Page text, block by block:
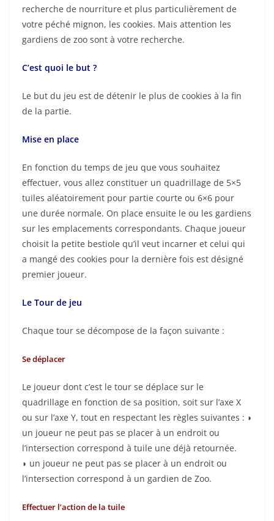
recherche de nourriture et plus particulièrement de
votre péché mignon, les cookies. Mais attention les
gardiens de zoo sont à votre recherche.
C’est quoi le but ?
Le but du jeu est de détenir le plus de cookies à la fin
de la partie.
Mise en place
En fonction du temps de jeu que vous souhaitez
effectuer, vous allez constituer un quadrillage de 5×5
tuiles aléatoirement pour partie courte ou 6×6 pour
une durée normale. On place ensuite le ou les gardiens
sur les emplacements correspondants. Chaque joueur
choisit la petite bestiole qu’il veut incarner et celui qui
a mangé des cookies pour la dernière fois est désigné
premier joueur.
Le Tour de jeu
Chaque tour se décompose de la façon suivante :
Se déplacer
Le joueur dont c’est le tour se déplace sur le
quadrillage en fonction de sa position, soit sur l’axe X
ou sur l’axe Y, tout en respectant les règles suivantes : ◗
un joueur ne peut pas se placer à un endroit ou
l’intersection correspond à tuile une déjà retournée.
◗ un joueur ne peut pas se placer à un endroit ou
l’intersection correspond à un gardien de Zoo.
Effectuer l’action de la tuile